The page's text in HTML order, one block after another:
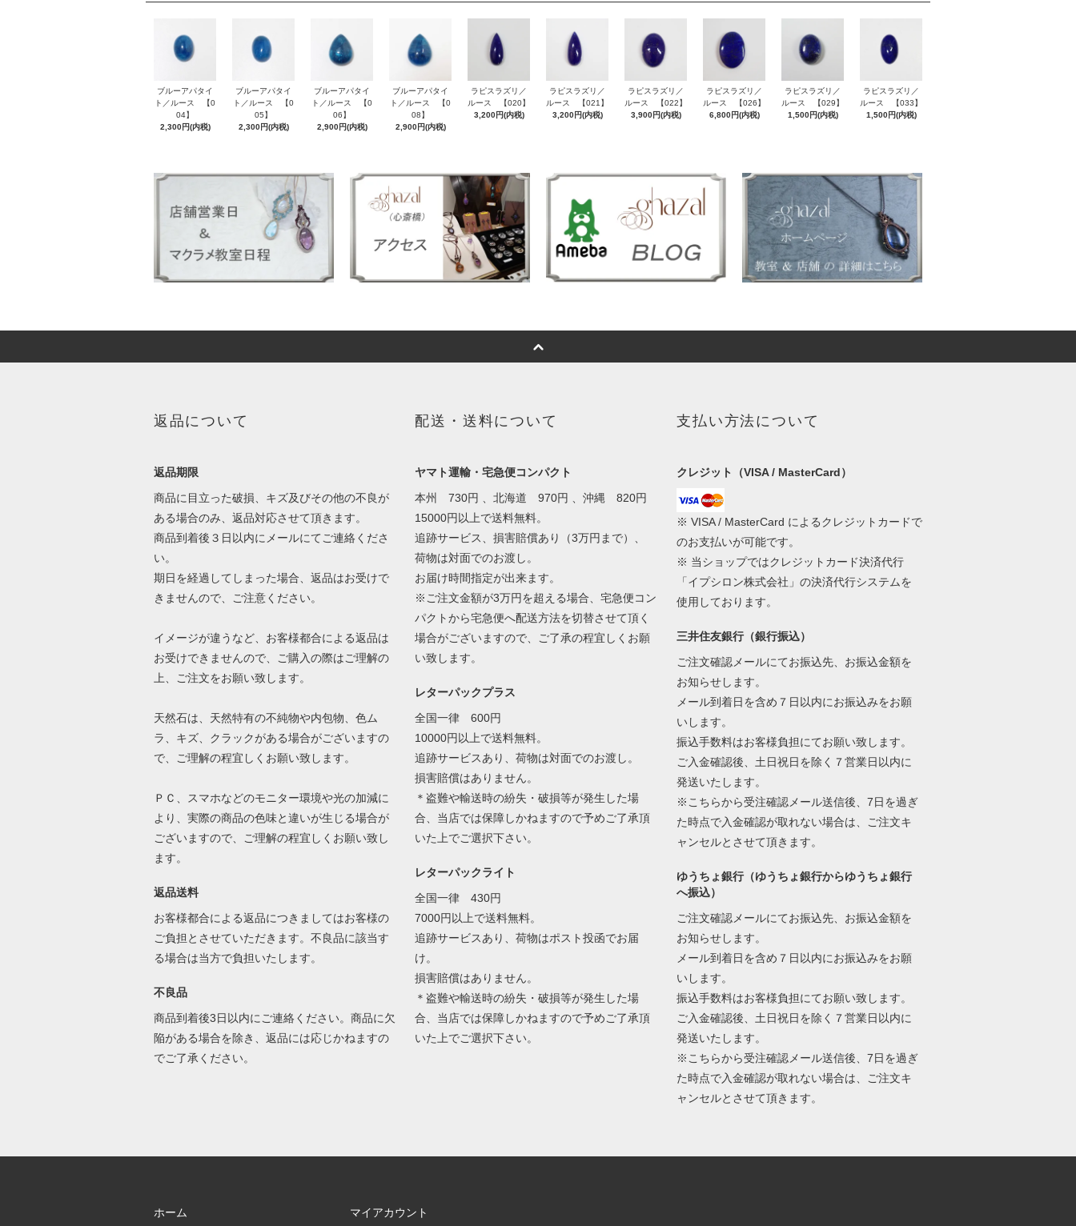
ブルーアパタイ
ト／ルース 【0
04】
2,300円(内税)
ブルーアパタイ
ト／ルース 【0
05】
2,300円(内税)
ブルーアパタイ
ト／ルース 【0
06】
2,900円(内税)
ブルーアパタイ
ト／ルース 【0
08】
2,900円(内税)
ラピスラズリ／
ルース 【020】
3,200円(内税)
ラピスラズリ／
ルース 【021】
3,200円(内税)
ラピスラズリ／
ルース 【022】
3,900円(内税)
ラピスラズリ／
ルース 【026】
6,800円(内税)
ラピスラズリ／
ルース 【029】
1,500円(内税)
ラピスラズリ／
ルース 【033】
1,500円(内税)
返品について
返品期限
商品に目立った破損、キズ及びその他の不良が
ある場合のみ、返品対応させて頂きます。
商品到着後３日以内にメールにてご連絡くださ
い。
期日を経過してしまった場合、返品はお受けで
きませんので、ご注意ください。
イメージが違うなど、お客様都合による返品は
お受けできませんので、ご購入の際はご理解の
上、ご注文をお願い致します。
天然石は、天然特有の不純物や内包物、色ム
ラ、キズ、クラックがある場合がございますの
で、ご理解の程宜しくお願い致します。
ＰＣ、スマホなどのモニター環境や光の加減に
より、実際の商品の色味と違いが生じる場合が
ございますので、ご理解の程宜しくお願い致し
ます。
返品送料
お客様都合による返品につきましてはお客様の
ご負担とさせていただきます。不良品に該当す
る場合は当方で負担いたします。
不良品
商品到着後3日以内にご連絡ください。商品に欠
陥がある場合を除き、返品には応じかねますの
でご了承ください。
配送・送料について
ヤマト運輸・宅急便コンパクト
本州 730円 、北海道 970円 、沖縄 820円
15000円以上で送料無料。
追跡サービス、損害賠償あり（3万円まで）、
荷物は対面でのお渡し。
お届け時間指定が出来ます。
※ご注文金額が3万円を超える場合、宅急便コン
パクトから宅急便へ配送方法を切替させて頂く
場合がございますので、ご了承の程宜しくお願
い致します。
レターパックプラス
全国一律 600円
10000円以上で送料無料。
追跡サービスあり、荷物は対面でのお渡し。
損害賠償はありません。
＊盗難や輸送時の紛失・破損等が発生した場
合、当店では保障しかねますので予めご了承頂
いた上でご選択下さい。
レターパックライト
全国一律 430円
7000円以上で送料無料。
追跡サービスあり、荷物はポスト投函でお届
け。
損害賠償はありません。
＊盗難や輸送時の紛失・破損等が発生した場
合、当店では保障しかねますので予めご了承頂
いた上でご選択下さい。
支払い方法について
クレジット（VISA / MasterCard）
※ VISA / MasterCard によるクレジットカードで
のお支払いが可能です。
※ 当ショップではクレジットカード決済代行
「イプシロン株式会社」の決済代行システムを
使用しております。
三井住友銀行（銀行振込）
ご注文確認メールにてお振込先、お振込金額を
お知らせします。
メール到着日を含め７日以内にお振込みをお願
いします。
振込手数料はお客様負担にてお願い致します。
ご入金確認後、土日祝日を除く７営業日以内に
発送いたします。
※こちらから受注確認メール送信後、7日を過ぎ
た時点で入金確認が取れない場合は、ご注文キ
ャンセルとさせて頂きます。
ゆうちょ銀行（ゆうちょ銀行からゆうちょ銀行
へ振込）
ご注文確認メールにてお振込先、お振込金額を
お知らせします。
メール到着日を含め７日以内にお振込みをお願
いします。
振込手数料はお客様負担にてお願い致します。
ご入金確認後、土日祝日を除く７営業日以内に
発送いたします。
※こちらから受注確認メール送信後、7日を過ぎ
た時点で入金確認が取れない場合は、ご注文キ
ャンセルとさせて頂きます。
ホーム マイアカウント